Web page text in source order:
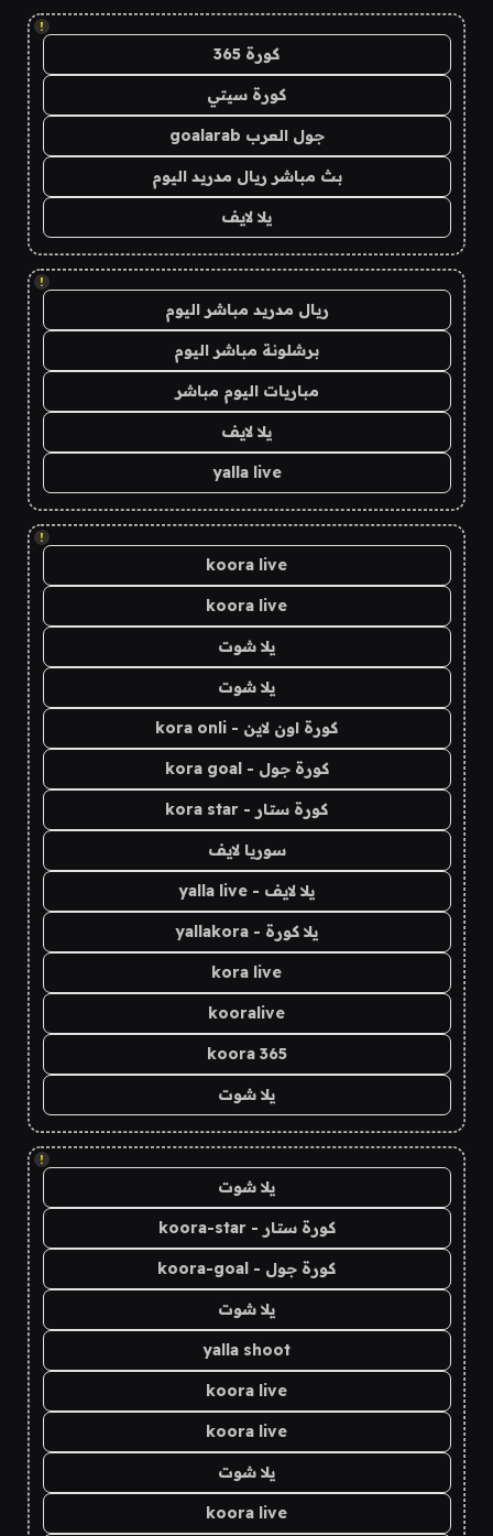
!
كورة 365
كورة سيتي
جول العرب goalarab
بث مباشر ريال مدريد اليوم
يلا لايف
!
ريال مدريد مباشر اليوم
برشلونة مباشر اليوم
مباريات اليوم مباشر
يلا لايف
yalla live
!
koora live
koora live
يلا شوت
يلا شوت
كورة اون لاين - kora onli
كورة جول - kora goal
كورة ستار - kora star
سوريا لايف
يلا لايف - yalla live
يلا كورة - yallakora
kora live
kooralive
koora 365
يلا شوت
!
يلا شوت
كورة ستار - koora-star
كورة جول - koora-goal
يلا شوت
yalla shoot
koora live
koora live
يلا شوت
koora live